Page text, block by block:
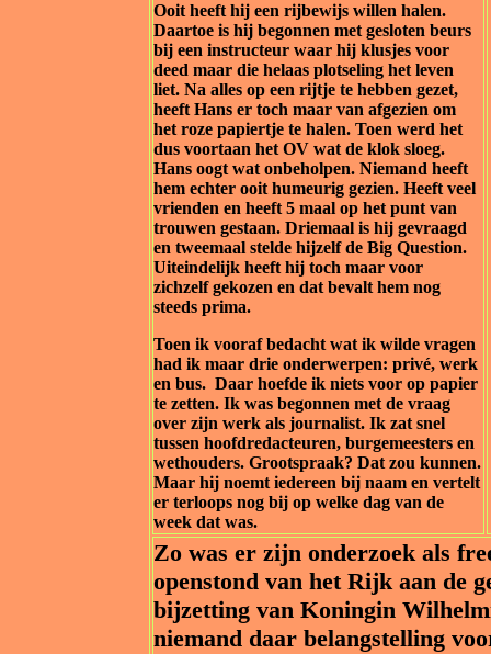
Ooit heeft hij een rijbewijs willen halen.
Daartoe is hij begonnen met gesloten beurs
bij een instructeur waar hij klusjes voor
deed maar die helaas plotseling het leven
liet. Na alles op een rijtje te hebben gezet,
heeft Hans er toch maar van afgezien om
het roze papiertje te halen. Toen werd het
dus voortaan het OV wat de klok sloeg.
Hans oogt wat onbeholpen. Niemand heeft
hem echter ooit humeurig gezien. Heeft veel
vrienden en heeft 5 maal op het punt van
trouwen gestaan. Driemaal is hij gevraagd
en tweemaal stelde hijzelf de Big Question.
Uiteindelijk heeft hij toch maar voor
zichzelf gekozen en dat bevalt hem nog
steeds prima.
Toen ik vooraf bedacht wat ik wilde vragen
had ik maar drie onderwerpen: privé, werk
en bus. Daar hoefde ik niets voor op papier
te zetten. Ik was begonnen met de vraag
over zijn werk als journalist. Ik zat snel
tussen hoofdredacteuren, burgemeesters en
wethouders. Grootspraak? Dat zou kunnen.
Maar hij noemt iedereen bij naam en vertelt
er terloops nog bij op welke dag van de
week dat was.
Zo was er zijn onderzoek als
openstond van het Rijk aan de
bijzetting van Koningin
niemand daar belangstelling